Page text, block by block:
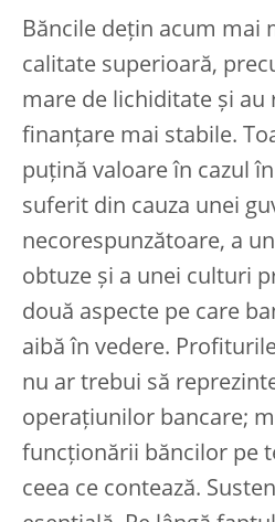
Băncile dețin acum mai
calitate superioară,
mare de lichiditate și au
finanțare mai stabile.
puțină valoare în cazul
suferit din cauza unei
necorespunzătoare, a
obtuze și a unei culturi
două aspecte pe care
aibă în vedere.
nu ar trebui să
operațiunilor bancare;
funcționării băncilor pe
ceea ce contează.